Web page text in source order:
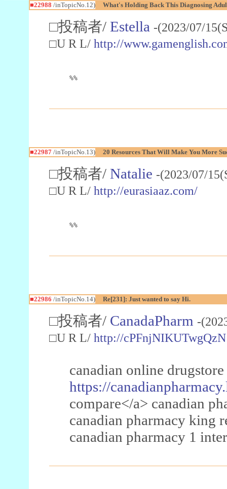
■22988 /inTopicNo.12) What's Holding Back This Diagnosing
□投稿者/ Estella -(2023/07/
□U R L/ http://
%%
■22987/inTopicNo.13) 20 Resources That Will Make You More
□投稿者/ Natalie -(2023/07/
□U R L/ http://eurasiaaz.com/
%%
■22986 /inTopicNo.14) Re[231]: Just wanted to say Hi.
□投稿者/ CanadaPharm -
□U R L/ http://cPFnjNIKUTwgQzN
canadian online
https://
compare</a> canadian
canadian pharmacy king
canadian pharmacy 1